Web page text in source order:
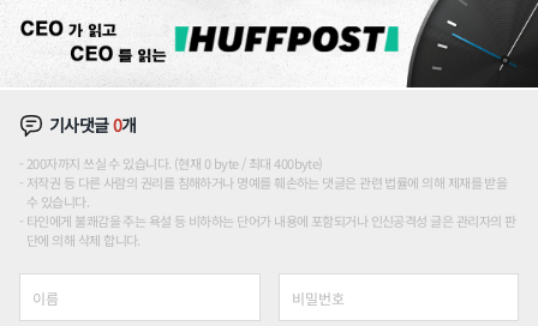
기사댓글0개
200자까지 쓰실 수 있습니다. (현재 0 byte / 최대 400byte)
저작권 등 다른 사람의 권리를 침해하거나 명예를 훼손하는 댓글은 관련 법률에 의해 제재를 받을
수 있습니다.
타인에게 불쾌감을 주는 욕설 등 비하하는 단어가 내용에 포함되거나 인신공격성 글은 관리자의 판
단에 의해 삭제 합니다.